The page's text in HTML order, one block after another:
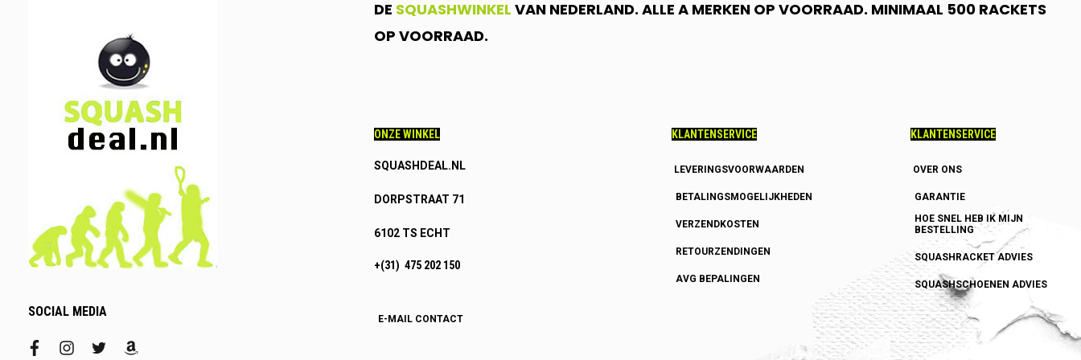
SOCIAL MEDIA
facebookinstagram
twitteramazon
DE SQUASHWINKEL VAN NEDERLAND. ALLE A MERKEN OP VOORRAAD. MINIMAAL 500 RACKETS
OP VOORRAAD.
ONZE WINKEL
SQUASHDEAL.NL
DORPSTRAAT 71
6102 TS ECHT
+(31) 475 202 150
E-MAIL CONTACT
KLANTENSERVICE
LEVERINGSVOORWAARDEN
BETALINGSMOGELIJKHEDEN
VERZENDKOSTEN
RETOURZENDINGEN
AVG BEPALINGEN
KLANTENSERVICE
OVER ONS
GARANTIE
HOE SNEL HEB IK MIJN
BESTELLING
SQUASHRACKET ADVIES
SQUASHSCHOENEN ADVIES